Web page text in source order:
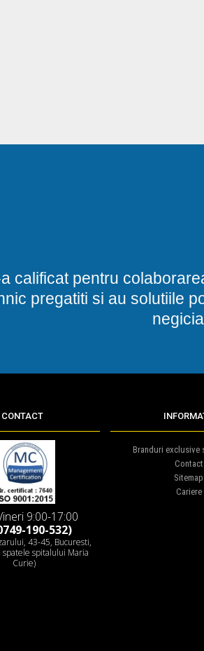
calificat pentru
pregatiti si au solutiile
CONTACT
9:00-17:00
190-532)
43-45, Bucuresti,
spatele spitalului Maria
Curie)
Branduri exclusive
Contact
Sitemap
Cariere